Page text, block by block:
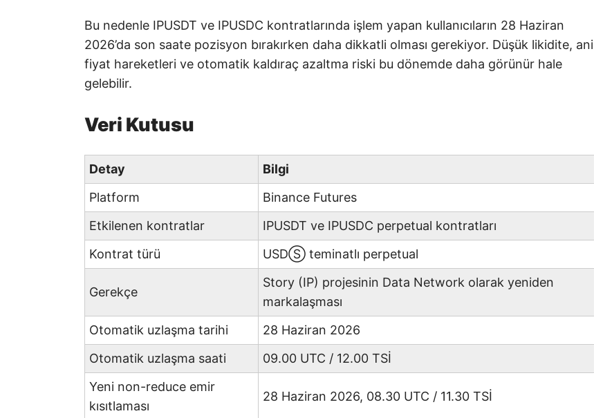
Bu nedenle IPUSDT ve IPUSDC kontratlarında işlem yapan kullanıcıların 28 Haziran
2026’da son saate pozisyon bırakırken daha dikkatli olması gerekiyor. Düşük likidite, ani
fiyat hareketleri ve otomatik kaldıraç azaltma riski bu dönemde daha görünür hale
gelebilir.
Veri Kutusu
Detay
Bilgi
Platform
Binance Futures
Etkilenen kontratlar
IPUSDT ve IPUSDC perpetual kontratları
Kontrat türü
USDⓈ teminatlı perpetual
Gerekçe
Story (IP) projesinin Data Network olarak yeniden
markalaşması
Otomatik uzlaşma tarihi
28 Haziran 2026
Otomatik uzlaşma saati
09.00 UTC / 12.00 TSİ
Yeni non-reduce emir
kısıtlaması
28 Haziran 2026, 08.30 UTC / 11.30 TSİ